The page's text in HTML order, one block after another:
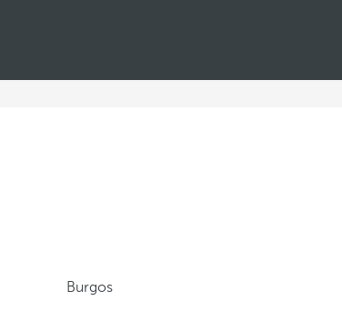
Burgos